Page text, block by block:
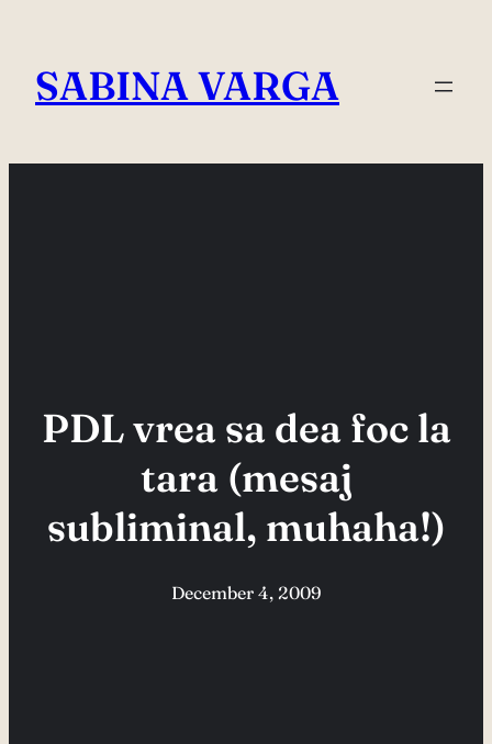
content
SABINA VARGA
PDL vrea sa dea foc la
tara (mesaj
subliminal, muhaha!)
December 4, 2009